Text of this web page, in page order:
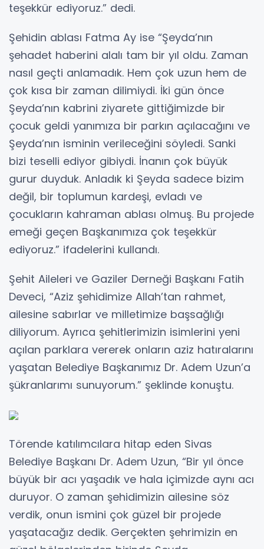
teşekkür ediyoruz.” dedi.
Şehidin ablası Fatma Ay ise “Şeyda’nın
şehadet haberini alalı tam bir yıl oldu. Zaman
nasıl geçti anlamadık. Hem çok uzun hem de
çok kısa bir zaman dilimiydi. İki gün önce
Şeyda’nın kabrini ziyarete gittiğimizde bir
çocuk geldi yanımıza bir parkın açılacağını ve
Şeyda’nın isminin verileceğini söyledi. Sanki
bizi teselli ediyor gibiydi. İnanın çok büyük
gurur duyduk. Anladık ki Şeyda sadece bizim
değil, bir toplumun kardeşi, evladı ve
çocukların kahraman ablası olmuş. Bu projede
emeği geçen Başkanımıza çok teşekkür
ediyoruz.” ifadelerini kullandı.
Şehit Aileleri ve Gaziler Derneği Başkanı Fatih
Deveci, “Aziz şehidimize Allah’tan rahmet,
ailesine sabırlar ve milletimize başsağlığı
diliyorum. Ayrıca şehitlerimizin isimlerini yeni
açılan parklara vererek onların aziz hatıralarını
yaşatan Belediye Başkanımız Dr. Adem Uzun’a
şükranlarımı sunuyorum.” şeklinde konuştu.
Törende katılımcılara hitap eden Sivas
Belediye Başkanı Dr. Adem Uzun, “Bir yıl önce
büyük bir acı yaşadık ve hala içimizde aynı acı
duruyor. O zaman şehidimizin ailesine söz
verdik, onun ismini çok güzel bir projede
yaşatacağız dedik. Gerçekten şehrimizin en